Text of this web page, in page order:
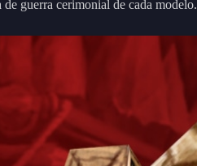
guerra cerimonial de cada modelo.